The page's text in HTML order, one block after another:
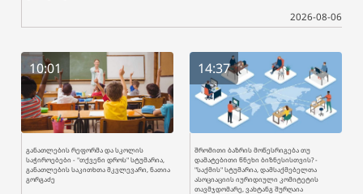
2026-08-06
10:01
განათლების რეფორმა და სკოლის
საჭიროებები - "თქვენი დროს" სტუმარია,
განათლების საკითხთა მკვლევარი, ნათია
გორგაძე
14:37
შრომითი ბაზრის მოწესრიგება თუ
დამატებითი წნეხი ბიზნესისთვის? -
"საქმის" სტუმარია, დამსაქმებელთა
ასოციაციის იურიდიული კომიტეტის
თავმჯდომარე, ვახტანგ შურღაია